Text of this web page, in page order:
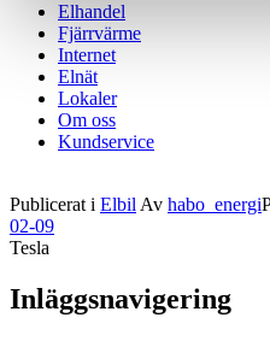
Elhandel
Fjärrvärme
Internet
Elnät
Lokaler
Om oss
Kundservice
Publicerat i Elbil Av habo_energi
02-09
Tesla
Inläggsnavigering